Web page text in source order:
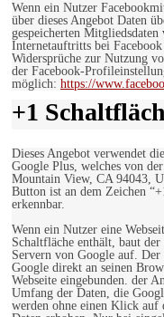
Wenn ein Nutzer
über dieses Angebot Daten
gespeicherten
Internetauftritts bei
Widersprüche zur Nutzung
der Facebook-
möglich: https://
+1
Dieses Angebot verwendet
Google Plus, welches von
Mountain View, CA 94043,
Button ist an dem Zeichen
erkennbar.
Wenn ein Nutzer eine
Schaltfläche enthält, baut
Servern von Google auf.
Google direkt an seinen
Webseite eingebunden. der
Umfang der Daten, die
werden ohne einen Klick auf